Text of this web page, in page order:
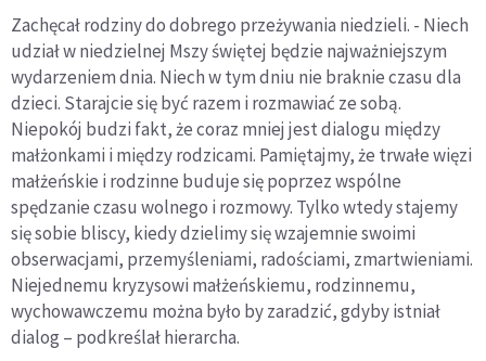
Zachęcał rodziny do dobrego przeżywania niedzieli. - Niech
udział w niedzielnej Mszy świętej będzie najważniejszym
wydarzeniem dnia. Niech w tym dniu nie braknie czasu dla
dzieci. Starajcie się być razem i rozmawiać ze sobą.
Niepokój budzi fakt, że coraz mniej jest dialogu między
małżonkami i między rodzicami. Pamiętajmy, że trwałe więzi
małżeńskie i rodzinne buduje się poprzez wspólne
spędzanie czasu wolnego i rozmowy. Tylko wtedy stajemy
się sobie bliscy, kiedy dzielimy się wzajemnie swoimi
obserwacjami, przemyśleniami, radościami, zmartwieniami.
Niejednemu kryzysowi małżeńskiemu, rodzinnemu,
wychowawczemu można było by zaradzić, gdyby istniał
dialog – podkreślał hierarcha.